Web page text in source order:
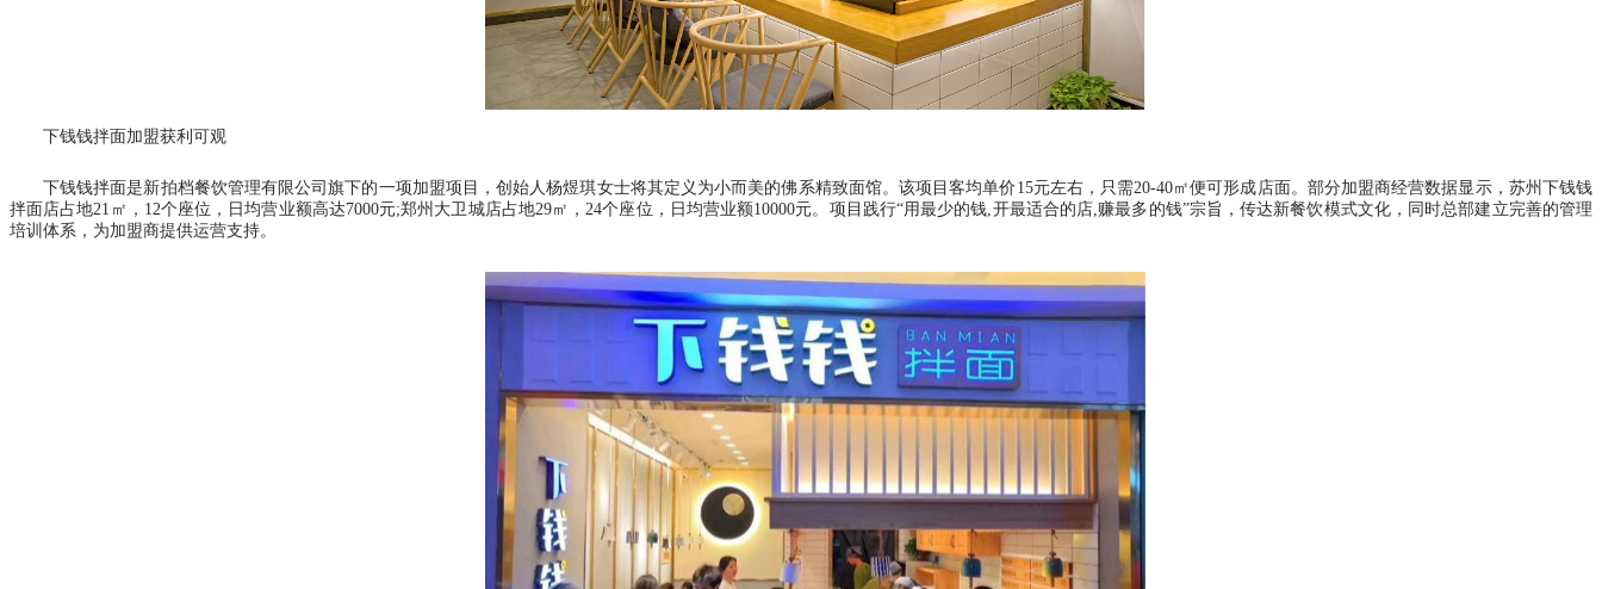
下钱钱拌面加盟获利可观
下钱钱拌面是新拍档餐饮管理有限公司旗下的一项加盟项目，创始人杨煜琪女士将其定义为小而美的佛系精致面馆。该项目客均单价 15元左右，只需20-40㎡便可形成店面。部分加盟商经营数据显示，苏州下钱钱
拌面店占地21㎡，12个座位，日均营业额高达7000元;郑州大卫城店占地29㎡，24个座位，日均营业额10000元。项目践行“用最少的钱,开最适合的店,赚最多的钱”宗旨，传达新餐饮模式文化，同时总部建立完善的管理
培训体系，为加盟商提供运营支持。